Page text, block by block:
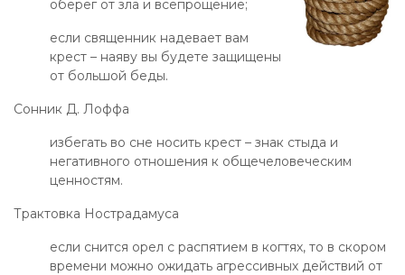
оберег от зла и всепрощение;
если священник надевает вам
крест – наяву вы будете защищены
от большой беды.
Сонник Д. Лоффа
избегать во сне носить крест – знак стыда и
негативного отношения к общечеловеческим
ценностям.
Трактовка Нострадамуса
если снится орел с распятием в когтях, то в скором
времени можно ожидать агрессивных действий от